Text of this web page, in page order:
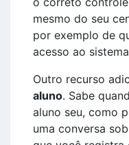
mesmo do seu
por exemplo de
acesso ao
Outro recurso
aluno. Sabe
aluno seu, como
uma conversa